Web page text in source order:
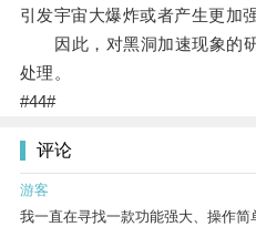
引发宇宙大爆炸或者产生更加
因此，对黑洞加速现象的
处理。
#44#
评论
游客
我一直在寻找一款功能强大、操作